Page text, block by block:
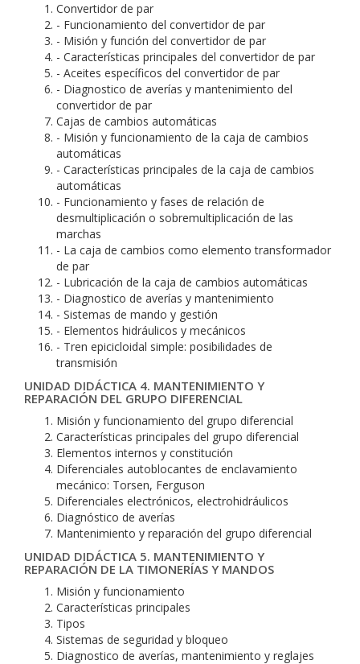
Convertidor de par
- Funcionamiento del convertidor de par
- Misión y función del convertidor de par
- Características principales del convertidor de par
- Aceites específicos del convertidor de par
- Diagnostico de averías y mantenimiento del
convertidor de par
Cajas de cambios automáticas
- Misión y funcionamiento de la caja de cambios
automáticas
- Características principales de la caja de cambios
automáticas
- Funcionamiento y fases de relación de
desmultiplicación o sobremultiplicación de las
marchas
- La caja de cambios como elemento transformador
de par
- Lubricación de la caja de cambios automáticas
- Diagnostico de averías y mantenimiento
- Sistemas de mando y gestión
- Elementos hidráulicos y mecánicos
- Tren epicicloidal simple: posibilidades de
transmisión
UNIDAD DIDÁCTICA 4. MANTENIMIENTO Y
REPARACIÓN DEL GRUPO DIFERENCIAL
Misión y funcionamiento del grupo diferencial
Características principales del grupo diferencial
Elementos internos y constitución
Diferenciales autoblocantes de enclavamiento
mecánico: Torsen, Ferguson
Diferenciales electrónicos, electrohidráulicos
Diagnóstico de averías
Mantenimiento y reparación del grupo diferencial
UNIDAD DIDÁCTICA 5. MANTENIMIENTO Y
REPARACIÓN DE LA TIMONERÍAS Y MANDOS
Misión y funcionamiento
Características principales
Tipos
Sistemas de seguridad y bloqueo
Diagnostico de averías, mantenimiento y reglajes